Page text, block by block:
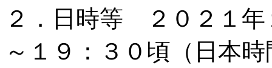
２．日時等 ２０２１年
～１９：３０頃（日本時